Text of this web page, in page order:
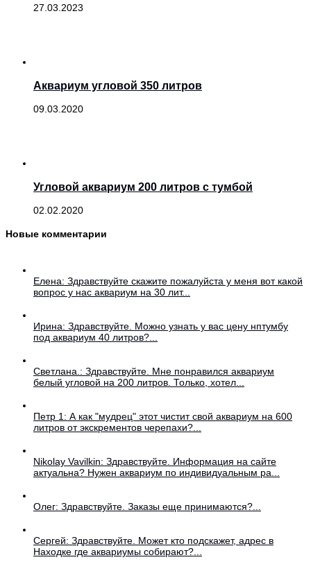
27.03.2023
Аквариум угловой 350 литров
09.03.2020
Угловой аквариум 200 литров с тумбой
02.02.2020
Новые комментарии
Елена: Здравствуйте скажите пожалуйста у меня вот какой
вопрос у нас аквариум на 30 лит...
Ирина: Здравствуйте. Можно узнать у вас цену нптумбу
под аквариум 40 литров?...
Светлана.: Здравствуйте. Мне понравился аквариум
белый угловой на 200 литров. Только, хотел...
Петр 1: А как "мудрец" этот чистит свой аквариум на 600
литров от экскрементов черепахи?...
Nikolay Vavilkin: Здравствуйте. Информация на сайте
актуальна? Нужен аквариум по индивидуальным ра...
Олег: Здравствуйте. Заказы еще принимаются?...
Сергей: Здравствуйте. Может кто подскажет, адрес в
Находке где аквариумы собирают?...